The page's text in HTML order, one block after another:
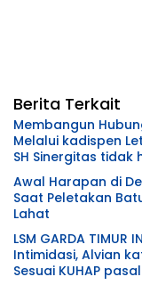
Berita Terkait
Membangun
Melalui kadispen
SH Sinergitas tidak
lebih Dekat Dan
Awal Harapan di
Saat Peletakan
Lahat
LSM GARDA TIMUR
Intimidasi, Alvian
Sesuai KUHAP